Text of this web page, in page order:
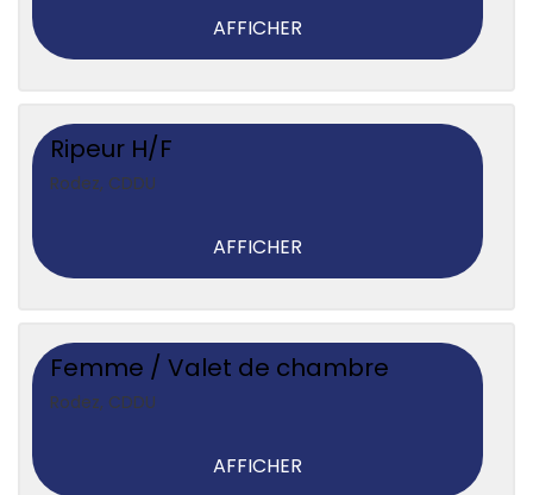
AFFICHER
Ripeur H/F
Rodez, CDDU
AFFICHER
Femme / Valet de chambre
Rodez, CDDU
AFFICHER